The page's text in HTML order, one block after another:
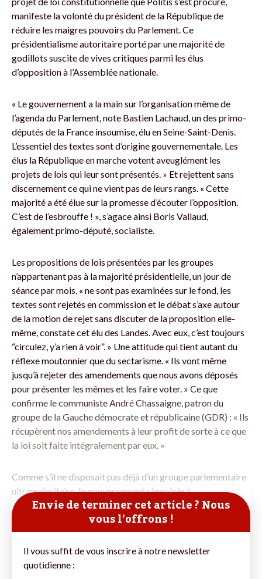
manifeste la volonté du président de la République de
réduire les maigres pouvoirs du Parlement. Ce
présidentialisme autoritaire porté par une majorité de
godillots suscite de vives critiques parmi les élus
d’opposition à l’Assemblée nationale.
« Le gouvernement a la main sur l’organisation même de
l’agenda du Parlement, note Bastien Lachaud, un des primo-
députés de la France insoumise, élu en Seine-Saint-Denis.
L’essentiel des textes sont d’origine gouvernementale. Les
élus la République en marche votent aveuglément les
projets de lois qui leur sont présentés. » Et rejettent sans
discernement ce qui ne vient pas de leurs rangs. « Cette
majorité a été élue sur la promesse d’écouter l’opposition.
C’est de l’esbrouffe ! », s’agace ainsi Boris Vallaud,
également primo-député, socialiste.
Les propositions de lois présentées par les groupes
n’appartenant pas à la majorité présidentielle, un jour de
séance par mois, « ne sont pas examinées sur le fond, les
textes sont rejetés en commission et le débat s’axe autour
de la motion de rejet sans discuter de la proposition elle-
même, constate cet élu des Landes. Avec eux, c’est toujours
“circulez, y’a rien à voir”. » Une attitude qui tient autant du
réflexe moutonnier que du sectarisme. « Ils vont même
jusqu’à rejeter des amendements que nous avons déposés
pour présenter les mêmes et les faire voter. » Ce que
confirme le communiste André Chassaigne, patron du
groupe de la Gauche démocrate et républicaine (GDR) : « Ils
récupèrent nos amendements à leur profit de sorte à ce que
la loi soit faite intégralement par eux. »
Comme s’il ne disposait pas déjà d’un groupe parlementaire
ultramajoritaire, le gouvernement s’emploie à
Envie de terminer cet article ? Nous
vous l’offrons !
Il vous suffit de vous inscrire à notre newsletter
quotidienne :